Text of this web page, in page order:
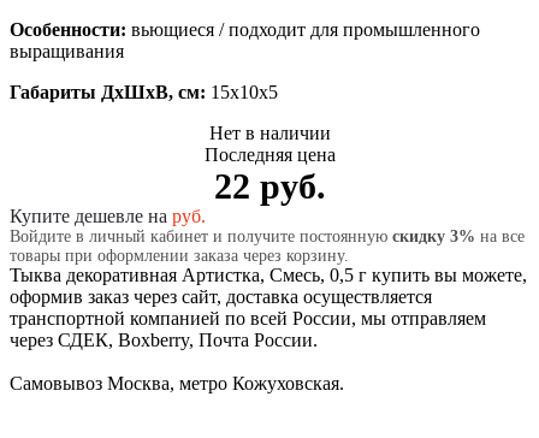
Особенности: вьющиеся / подходит для промышленного
выращивания
Габариты ДхШхВ, см: 15x10x5
Нет в наличии
Последняя цена
22 руб.
Купите дешевле на руб.
Войдите в личный кабинет и получите постоянную скидку 3% на все
товары при оформлении заказа через корзину.
Тыква декоративная Артистка, Смесь, 0,5 г купить вы можете,
оформив заказ через сайт, доставка осуществляется
транспортной компанией по всей России, мы отправляем
через СДЕК, Boxberry, Почта России.
Самовывоз Москва, метро Кожуховская.